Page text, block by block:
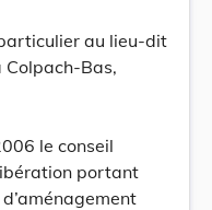
au lieu-dit
Colpach-Bas,
le conseil
portant